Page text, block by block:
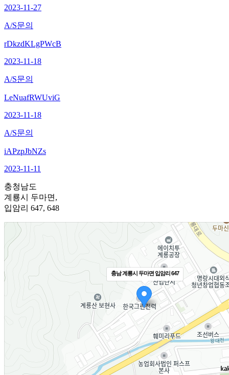
2023-11-27
A/S문의
rDkzdKLgPWcB
2023-11-18
A/S문의
LeNuafRWUviG
2023-11-18
A/S문의
iAPzpJbNZs
2023-11-11
충청남도
계룡시 두마면,
입암리 647, 648
충남 계룡시 두마면 입암리 647